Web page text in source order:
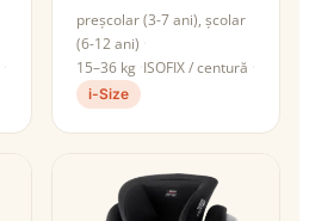
preșcolar (3-7 ani), școlar
(6-12 ani)
15–36 kg ISOFIX / centură
i-Size